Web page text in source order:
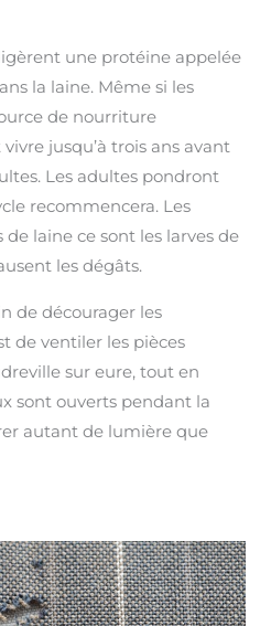
une protéine appelée
la laine. Même si les
de nourriture
jusqu’à trois ans avant
Les adultes pondront
recommencera. Les
laine ce sont les larves de
les dégâts.
de décourager les
de ventiler les pièces
sur eure, tout en
sont ouverts pendant la
autant de lumière que